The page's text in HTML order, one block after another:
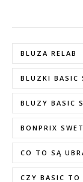
BLUZA RELAB
BLUZKI BASIC
BLUZY BASIC
BONPRIX
CO TO SĄ
CZY BASIC TO